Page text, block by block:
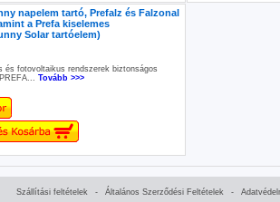
napelem tartó, Prefalz és Falzonal
a Prefa kiselemes
Solar tartóelem)
és fotovoltaikus rendszerek biztonságos
Tovább >>>
Szállítási feltételek - Általános Szerződési Feltételek -